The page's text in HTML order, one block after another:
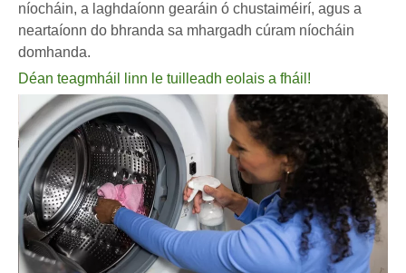
níocháin, a laghdaíonn gearáin ó chustaiméirí, agus a
neartaíonn do bhranda sa mhargadh cúram níocháin
domhanda.
Déan teagmháil linn le tuilleadh eolais a fháil!